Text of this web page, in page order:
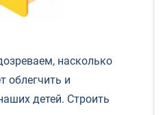
насколько
облегчить и
детей. Строить